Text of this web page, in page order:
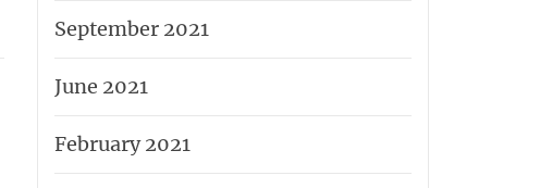
September 2021
June 2021
February 2021